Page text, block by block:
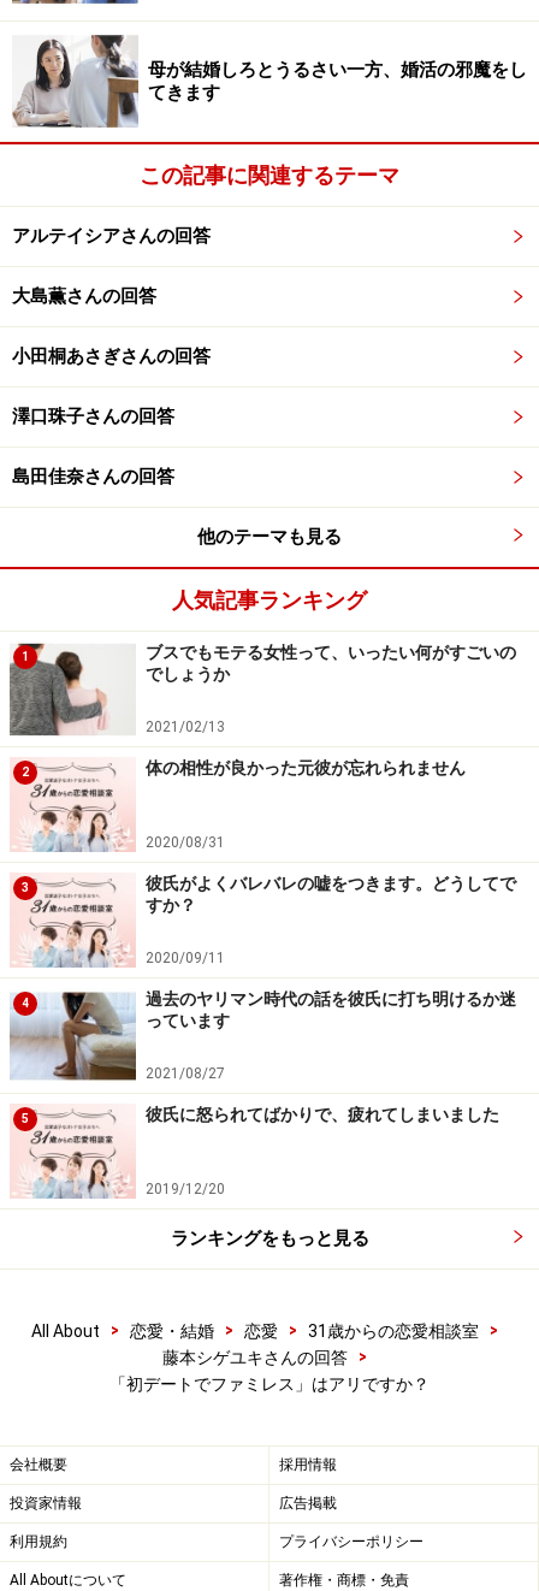
初デートがファミレスということぐらい、気にしていて
はダメでしょうか。
男性に対して、こういう「それだけで一発アウトとまで
はいかないけれど、そこそこ気になるマイナスポイン
恋愛上手な女性は、どうやってそのあたりを見極めてい
るものなのでしょうか。
アドバイス1：「デートにふさわしい場所を
知らない」男性は案外多い
アドバイス1：「デートにふさわしい場所を知らない」男性
初デートでファミリーレストラン。学生時代のデートだ
と許されるシチュエーションかもしれませんが、社会人
になってからだと、「それはちょっと……」と思われるお
気持ちはすごくわかります。
「社会に出て大人になったら、学生が気軽に行けないよ
うなお店をいくつか知っていて当然では？」、あるいは
「私の価値が低いからファミレスに連れて行かれるの
か？」と思ってしまいますよね。
実は海月さんのように、初デート時に連れて行かれた場
所が微妙すぎて「ちょっと……」と思う女性って、けっこ
う多いんですよ。なかには「コイツ、私のことナメてる
な」と感じ、初デートでその男性のことをナシ判定にす
る女性もいます。
では、なぜ男性が初デートで女性をファミレスなどのお
金がかからない場所に連れて行くのでしょうか。その理
由の多くは、お金がないわけでも、女性のことをナメて
「知らない」のです。
トをすればいいか、「知らない」んですよ。自分のテリ
トリー外のことはわからないし、経験にないことはスマ
ートにできないんですね。
母が結婚しろとうるさい一方、婚活の邪魔をし
てきます
この記事に関連するテーマ
アルテイシアさんの回答
大島薫さんの回答
小田桐あさぎさんの回答
澤口珠子さんの回答
島田佳奈さんの回答
他のテーマも見る
人気記事ランキング
1
ブスでもモテる女性って、いったい何がすごいの
でしょうか
2021/02/13
2 体の相性が良かった元彼が忘れられません
2020/08/31
3
彼氏がよくバレバレの嘘をつきます。どうしてで
すか？
2020/09/11
4
過去のヤリマン時代の話を彼氏に打ち明けるか迷
っています
2021/08/27
5 彼氏に怒られてばかりで、疲れてしまいました
2019/12/20
ランキングをもっと見る
All About > 恋愛・結婚 > 恋愛 > 31歳からの恋愛相談室
>
藤本シゲユキさんの回答
>
「初デートでファミレス」はアリですか？
会社概要 採用情報
投資家情報 広告掲載
利用規約 プライバシーポリシー
All Aboutについて 著作権・商標・免責